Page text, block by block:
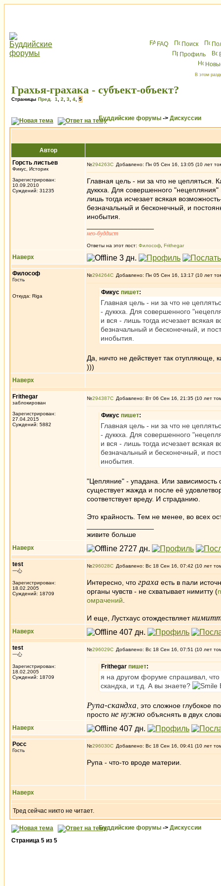
FAQ Поиск
Профиль
В этом
Грахья-грахака - субъект-объект?
Страницы Пред. 1 2 3 4 5
Буддийские форумы -> Дискуссии
Автор
Горсть листьев
Фикус, Историк
Зарегистрирован:
10.09.2010
Суждений: 31235
№294263 Добавлено: Пн 05 Сен 16, 13:05 (10 лет
Главная цель - ни за что не цепляться.
дуккха. Для совершенного
лишь тогда исчезает всякая
безначальный и бесконечный, и
инобытия.
нео-буддист
Ответы на этот пост: Философ Frithegar
Наверх
Философ
Гость
Откуда: Riga
№294264 Добавлено: Пн 05 Сен 16, 13:17 (10 лет
Фикус пишет:
Главная цель - ни за что не
- дуккха. Для совершенного
и вся - лишь тогда исчезает всякая
безначальный и бесконечный, и
инобытия.
Да, ничто не действует так отупляюще,
)))
Наверх
Frithegar
заблокирован
Зарегистрирован:
27.04.2015
Суждений: 5882
№294387 Добавлено: Вт 06 Сен 16, 21:35 (10 лет
Фикус пишет:
Главная цель - ни за что не
- дуккха. Для совершенного
и вся - лишь тогда исчезает всякая
безначальный и бесконечный, и
инобытия.
"Цепляние" - упадана. Или зависимость
существует жажда и после её
соответствует вреду. И страданию.
Это крайность. Тем не менее, во всех
живите больше
Наверх
test
一心
Зарегистрирован:
18.02.2005
Суждений: 18709
№296028 Добавлено: Вс 18 Сен 16, 07:42 (10 лет
Интересно, что граха есть в пали
органы чувств - не схватывает нимитту (
омрачений
И еще, Лустхаус отождествляет
Наверх
test
一心
Зарегистрирован:
18.02.2005
Суждений: 18709
№296029 Добавлено: Вс 18 Сен 16, 07:51 (10 лет
Frithegar пишет:
я на другом форуме спрашивал, что
скандха, и т.д. А вы знаете?
Рупа-скандха , это сложное глубокое
просто не нужно объяснять в двух
Наверх
Росс
Гость
№296030 Добавлено: Вс 18 Сен 16, 09:41 (10 лет
Рупа - что-то вроде материи.
Наверх
Тред сейчас никто не читает.
Буддийские форумы -> Дискуссии
Страница 5 из 5